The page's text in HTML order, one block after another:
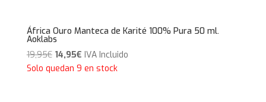
África Ouro Manteca de Karité 100% Pura 50 ml.
Aoklabs
19,95€ El
precio
14,95€El
precio
IVA Incluido
Solo quedan 9 en stock